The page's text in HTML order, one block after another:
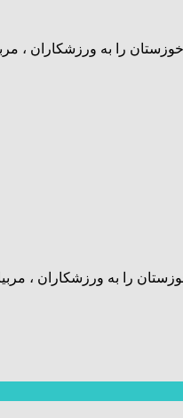
قهرمانی استان خوزستان را
قهرمانی استان خوزستان را به